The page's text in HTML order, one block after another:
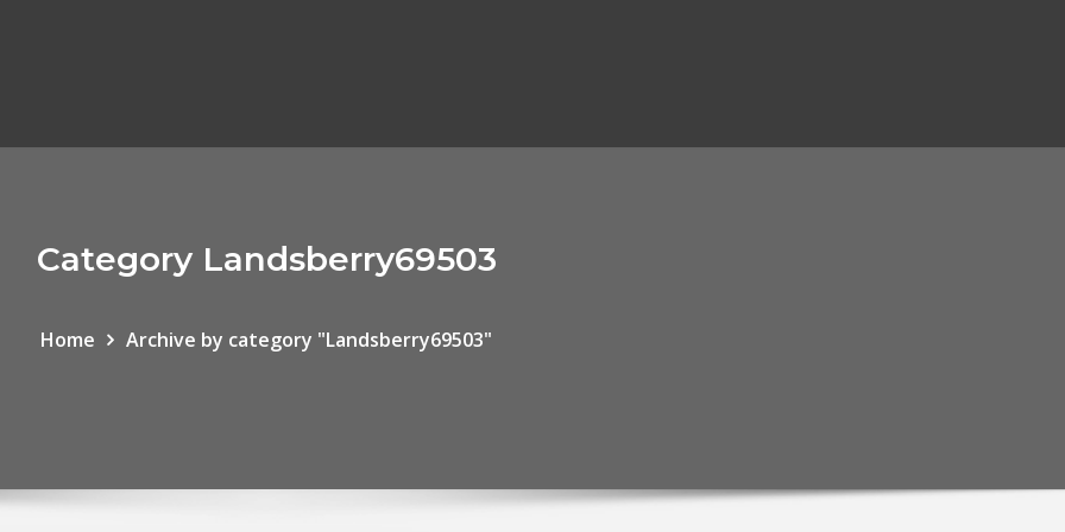
Category Landsberry69503
Home Archive by category "Landsberry69503"